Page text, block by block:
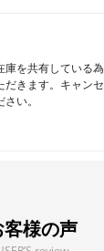
を共有している
きます。キャン
い。
客様の声